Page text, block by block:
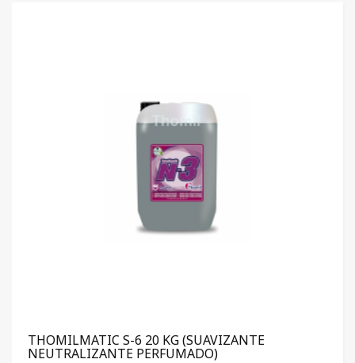
THOMILMATIC S-6 20 KG (SUAVIZANTE
NEUTRALIZANTE PERFUMADO)